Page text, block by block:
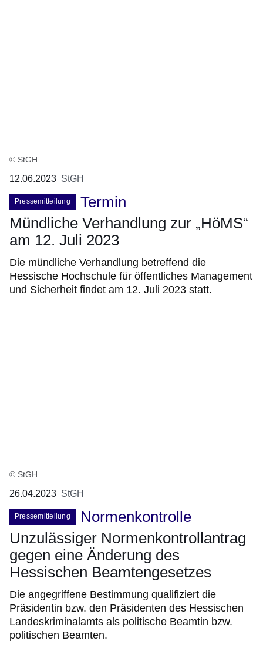
© StGH
12.06.2023 StGH
Pressemitteilung
Termin
Mündliche Verhandlung zur „HöMS“
am 12. Juli 2023
Die mündliche Verhandlung betreffend die
Hessische Hochschule für öffentliches Management
und Sicherheit findet am 12. Juli 2023 statt.
© StGH
26.04.2023 StGH
Pressemitteilung
Normenkontrolle
Unzulässiger Normenkontrollantrag
gegen eine Änderung des
Hessischen Beamtengesetzes
Die angegriffene Bestimmung qualifiziert die
Präsidentin bzw. den Präsidenten des Hessischen
Landeskriminalamts als politische Beamtin bzw.
politischen Beamten.